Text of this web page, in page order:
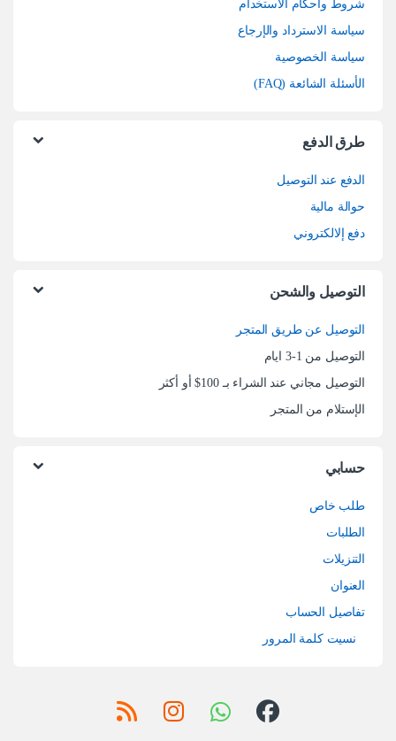
شروط وأحكام الاستخدام
سياسة الاسترداد والإرجاع
سياسة الخصوصية
الأسئلة الشائعة (FAQ)
طرق الدفع
الدفع عند التوصيل
حوالة مالية
دفع إلالكتروني
التوصيل والشحن
التوصيل عن طريق المتجر
التوصيل من 1-3 ايام
التوصيل مجاني عند الشراء بـ 100$ أو أكثر
الإستلام من المتجر
حسابي
طلب خاص
الطلبات
التنزيلات
العنوان
تفاصيل الحساب
نسيت كلمة المرور